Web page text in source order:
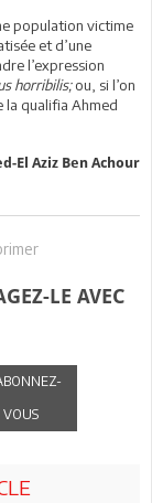
population victime
et d’une
l’expression
horribilis;ou, si l’on
la qualifia Ahmed
El Aziz Ben Achour
LE AVEC
VOUS